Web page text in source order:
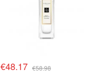
€48.17 €58.98